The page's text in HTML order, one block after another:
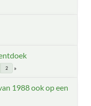
2
1988 ook op een